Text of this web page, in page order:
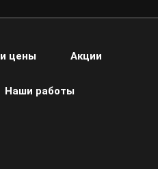
цены Акции
Наши работы